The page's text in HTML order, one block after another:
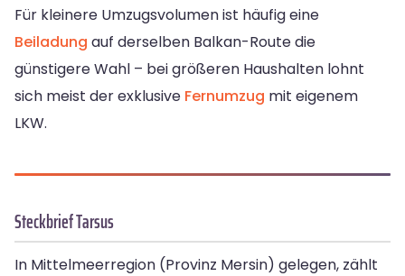
Für kleinere Umzugsvolumen ist häufig eine
Beiladung auf derselben Balkan-Route die
günstigere Wahl – bei größeren Haushalten lohnt
sich meist der exklusive Fernumzug mit eigenem
LKW.
Steckbrief Tarsus
In Mittelmeerregion (Provinz Mersin) gelegen, zählt